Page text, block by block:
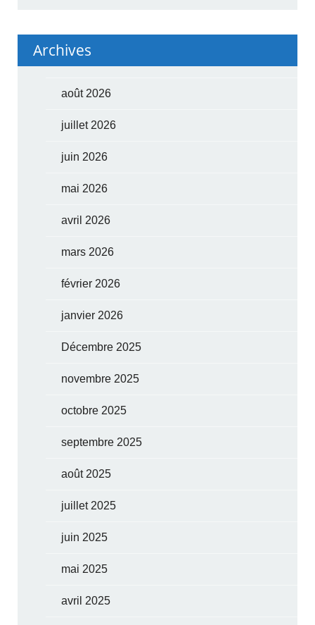
Archives
août 2026
juillet 2026
juin 2026
mai 2026
avril 2026
mars 2026
février 2026
janvier 2026
Décembre 2025
novembre 2025
octobre 2025
septembre 2025
août 2025
juillet 2025
juin 2025
mai 2025
avril 2025